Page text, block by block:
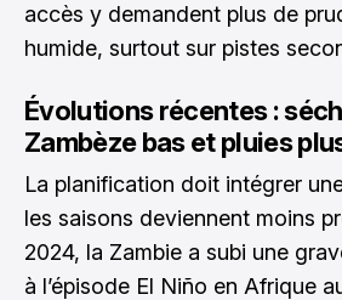
accès y demandent plus de
humide, surtout sur pistes
Évolutions récentes :
Zambèze bas et pluies
La planification doit intégrer
les saisons deviennent moins
2024, la Zambie a subi une
à l’épisode El Niño en Afrique